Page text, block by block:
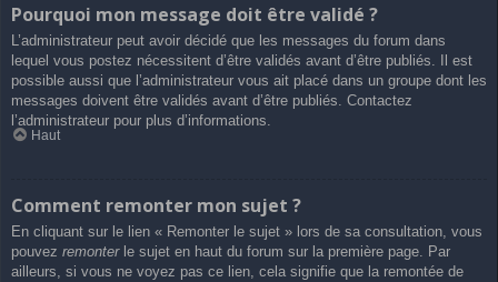
Pourquoi mon message doit être validé ?
L’administrateur peut avoir décidé que les messages du forum dans
lequel vous postez nécessitent d’être validés avant d’être publiés. Il est
possible aussi que l’administrateur vous ait placé dans un groupe dont les
messages doivent être validés avant d’être publiés. Contactez
l’administrateur pour plus d’informations.
Haut
Comment remonter mon sujet ?
En cliquant sur le lien « Remonter le sujet » lors de sa consultation, vous
pouvez remonterle sujet en haut du forum sur la première page. Par
ailleurs, si vous ne voyez pas ce lien, cela signifie que la remontée de